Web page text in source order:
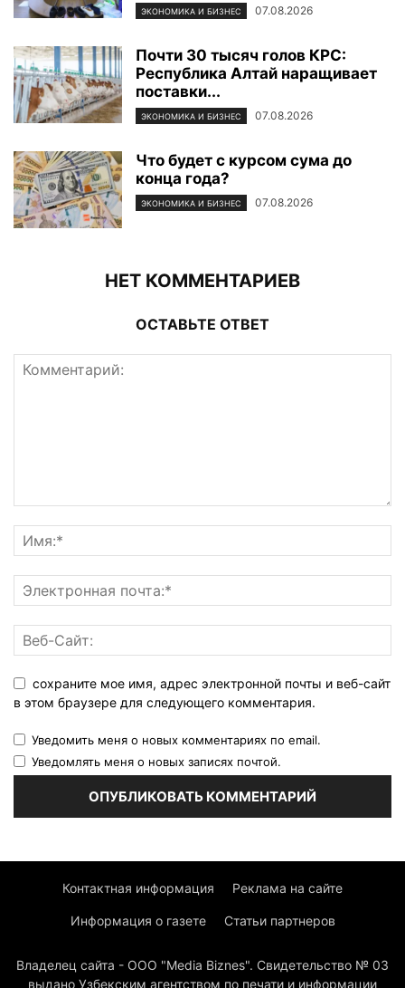
ЭКОНОМИКА И БИЗНЕС 07.08.2026
Почти 30 тысяч голов КРС:
Республика Алтай наращивает
поставки...
ЭКОНОМИКА И БИЗНЕС 07.08.2026
Что будет с курсом сума до
конца года?
ЭКОНОМИКА И БИЗНЕС 07.08.2026
НЕТ КОММЕНТАРИЕВ
ОСТАВЬТЕ ОТВЕТ
сохраните мое имя, адрес электронной почты и веб-сайт
в этом браузере для следующего комментария.
Уведомить меня о новых комментариях по email.
Уведомлять меня о новых записях почтой.
Контактная информация Реклама на сайте
Информация о газете Статьи партнеров
Владелец сайта - ООО "Media Biznes". Свидетельство № 03
выдано Узбекским агентством по печати и информации